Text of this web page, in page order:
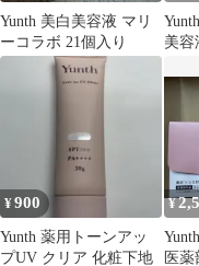
Yunth 美白美容液 マリ
ーコラボ 21個入り
美容
¥900
Yunth 薬用トーンアッ
プUV クリア 化粧下地
¥
医